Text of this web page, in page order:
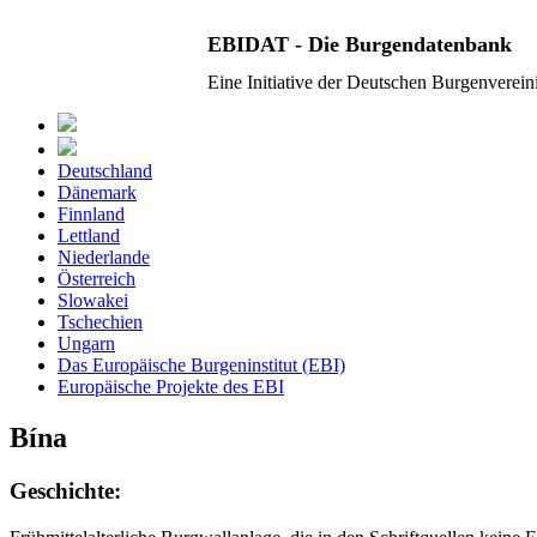
EBIDAT - Die Burgendatenbank
Eine Initiative der Deutschen
Deutschland
Dänemark
Finnland
Lettland
Niederlande
Österreich
Slowakei
Tschechien
Ungarn
Das Europäische Burgeninstitut (EBI)
Europäische Projekte des EBI
Bína
Geschichte: